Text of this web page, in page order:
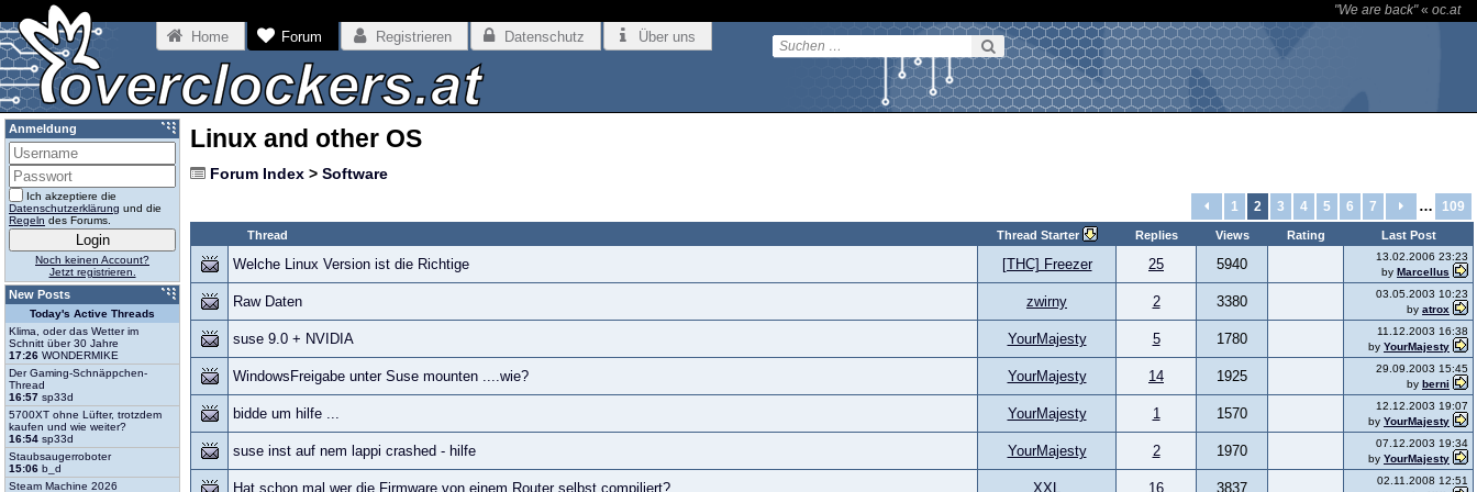
"We are back"« oc.at
Home Forum Registrieren Datenschutz Über uns
Linux and other OS
Forum Index > Software
1 2 3 4 5 6 7 … 109
Thread Thread Starter Replies Views Rating Last Post
Welche Linux Version ist die Richtige [THC] Freezer 25 5940
13.02.2006 23:23
by Marcellus
Raw Daten zwirny 2 3380
03.05.2003 10:23
by atrox
suse 9.0 + NVIDIA YourMajesty 5 1780
11.12.2003 16:38
by YourMajesty
WindowsFreigabe unter Suse mounten ....wie? YourMajesty 14 1925
29.09.2003 15:45
by berni
bidde um hilfe ... YourMajesty 1 1570
12.12.2003 19:07
by YourMajesty
suse inst auf nem lappi crashed - hilfe YourMajesty 2 1970
07.12.2003 19:34
by YourMajesty
Hat schon mal wer die Firmware von einem Router selbst compiliert? XXL 16 3837
02.11.2008 12:51
Anmeldung
Ich akzeptiere die
Datenschutzerklärung und die
Regeln des Forums.
Noch keinen Account?
Jetzt registrieren.
New Posts
Today's Active Threads
Klima, oder das Wetter im
Schnitt über 30 Jahre
17:26 WONDERMIKE
Der Gaming-Schnäppchen-
Thread
16:57 sp33d
5700XT ohne Lüfter, trotzdem
kaufen und wie weiter?
16:54 sp33d
Staubsaugerroboter
15:06 b_d
Steam Machine 2026